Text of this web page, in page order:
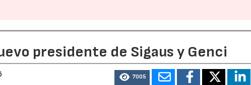
presidente de Sigaus y Genci
7005